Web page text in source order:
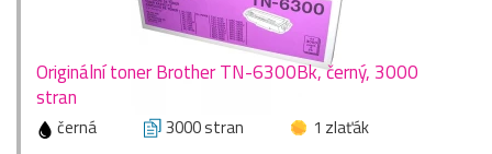
Originální toner Brother TN-6300Bk, černý, 3000
stran
černá 3000 stran
1 zlaťák